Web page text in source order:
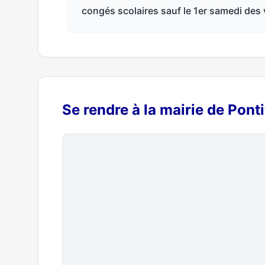
congés scolaires sauf le 1er samedi des
Se rendre à la mairie de